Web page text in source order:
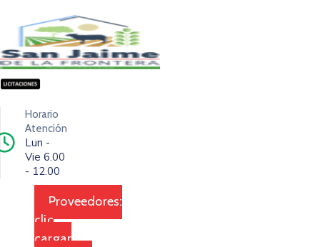
Horario
Atención
Lun -
Vie 6.00
- 12.00
Proveedores:
clic
cargar
Inicio
Ejecutivo
Legislativo
Transparencia